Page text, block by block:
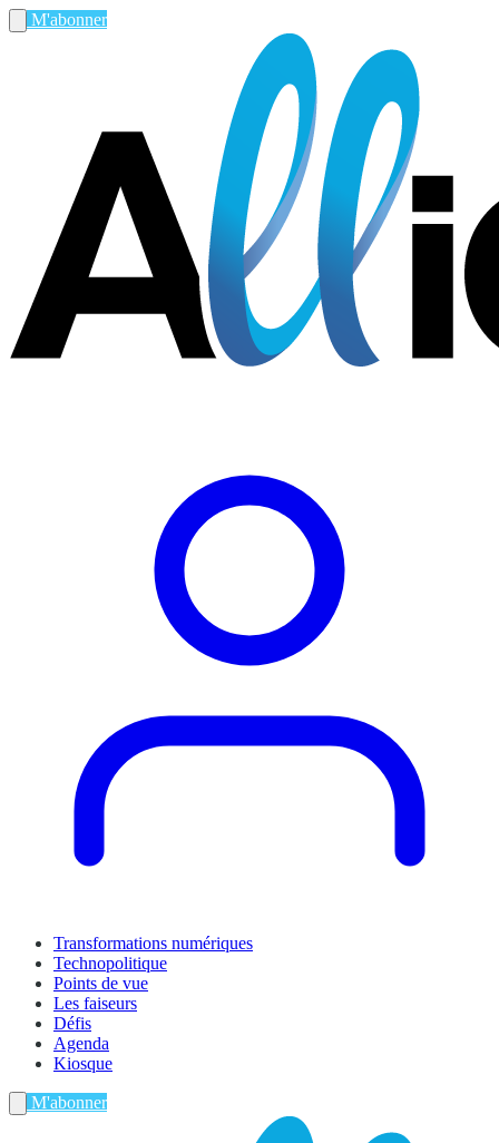
M'abonner
Transformations numériques
Technopolitique
Points de vue
Les faiseurs
Défis
Agenda
Kiosque
M'abonner